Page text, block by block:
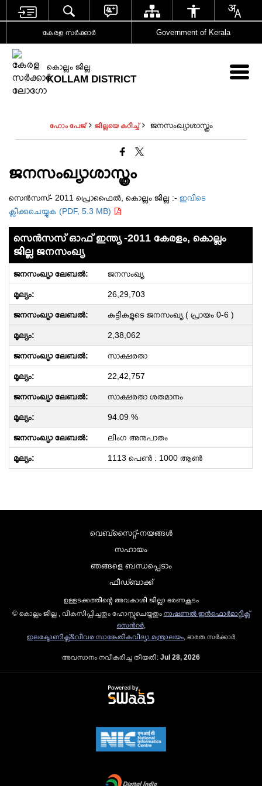
കേരള സര്‍ക്കാര്‍ Government of Kerala
കൊല്ലം ജില്ല
KOLLAM DISTRICT
ഹോം പേജ് ജില്ലയെ കുറിച്ച് ജനസംഖ്യാശാസ്ത്രം
ജനസംഖ്യാശാസ്ത്രം
സെൻസസ്- 2011 പ്രൊഫൈൽ, കൊല്ലം ജില്ല :-ഇവിടെ
ക്ലിക്കുചെയ്യുക (PDF, 5.3 MB)
സെൻസസ് ഓഫ് ഇന്ത്യ -2011 കേരളം, കൊല്ലം
ജില്ല ജനസംഖ്യ
ജനസംഖ്യ
26,29,703
കുട്ടികളുടെ ജനസംഖ്യ ( പ്രായം 0-6 )
2,38,062
സാക്ഷരതാ
22,42,757
സാക്ഷരതാ ശതമാനം
94.09 %
ലിംഗ അനുപാതം
1113 പെണ്‍ : 1000 ആണ്‍
വെബ്സൈറ്റ്-നയങ്ങള്‍
സഹായം
ഞങ്ങളെ ബന്ധപ്പെടാം
ഫീഡ്ബാക്ക്
ഉള്ളടക്കത്തിന്റെ അവകാശി ജില്ലാ ഭരണകൂടം
© കൊല്ലം ജില്ല , വികസിപ്പിച്ചതും ഹോസ്റ്റുചെയ്തതും നാഷണല്‍ ഇന്‍ഫൊര്‍മാറ്റിക്സ്
സെന്‍റര്‍,
ഇലക്ട്രോണിക്സ്&വിവര സാങ്കേതികവിദ്യാ മന്ത്രാലയം, ഭാരത സര്‍ക്കാര്‍
അവസാനം നവീകരിച്ച തീയതി: Jul 28, 2026